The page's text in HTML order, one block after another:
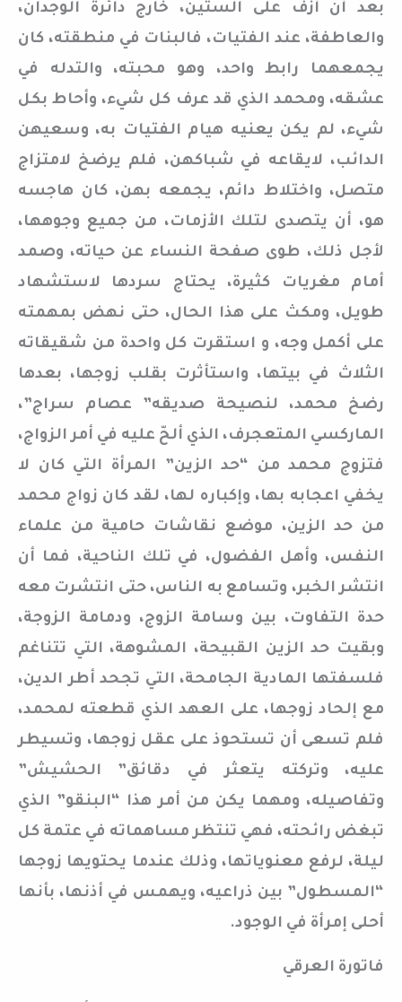
بعد أن أزف على الستين، خارج دائرة الوجدان،
والعاطفة، عند الفتيات، فالبنات في منطقته، كان
يجمعهما رابط واحد، وهو محبته، والتدله في
عشقه، ومحمد الذي قد عرف كل شيء، وأحاط بكل
شيء، لم يكن يعنيه هيام الفتيات به، وسعيهن
الدائب، لايقاعه في شباكهن، فلم يرضخ لامتزاج
متصل، واختلاط دائم، يجمعه بهن، كان هاجسه
هو، أن يتصدى لتلك الأزمات، من جميع وجوهها،
لأجل ذلك، طوى صفحة النساء عن حياته، وصمد
أمام مغريات كثيرة، يحتاج سردها لاستشهاد
طويل، ومكث على هذا الحال، حتى نهض بمهمته
على أكمل وجه، و استقرت كل واحدة من شقيقاته
الثلاث في بيتها، واستأثرت بقلب زوجها، بعدها
رضخ محمد، لنصيحة صديقه” عصام سراج”،
الماركسي المتعجرف، الذي ألحّ عليه في أمر الزواج،
فتزوج محمد من “حد الزين” المرأة التي كان لا
يخفي اعجابه بها، وإكباره لها، لقد كان زواج محمد
من حد الزين، موضع نقاشات حامية من علماء
النفس، وأهل الفضول، في تلك الناحية، فما أن
انتشر الخبر، وتسامع به الناس، حتى انتشرت معه
حدة التفاوت، بين وسامة الزوج، ودمامة الزوجة،
وبقيت حد الزين القبيحة، المشوهة، التي تتناغم
فلسفتها المادية الجامحة، التي تجحد أطر الدين،
مع إلحاد زوجها، على العهد الذي قطعته لمحمد،
فلم تسعى أن تستحوذ على عقل زوجها، وتسيطر
عليه، وتركته يتعثر في دقائق” الحشيش”
وتفاصيله، ومهما يكن من أمر هذا “البنقو” الذي
تبغض رائحته، فهي تنتظر مساهماته في عتمة كل
ليلة، لرفع معنوياتها، وذلك عندما يحتويها زوجها
“المسطول” بين ذراعيه، ويهمس في أذنها، بأنها
أحلى إمرأة في الوجود.
فاتورة العرقي